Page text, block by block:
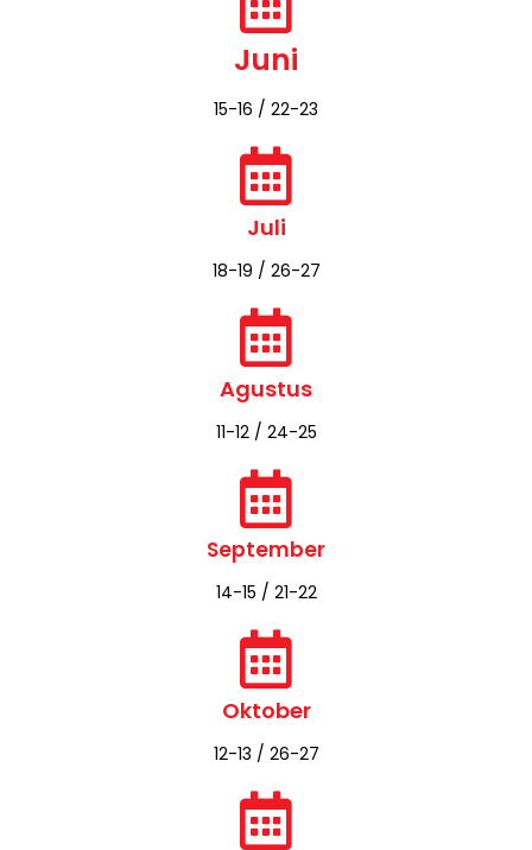
Mei
19-20 / 24-25
Juni
15-16 / 22-23
Juli
18-19 / 26-27
Agustus
11-12 / 24-25
September
14-15 / 21-22